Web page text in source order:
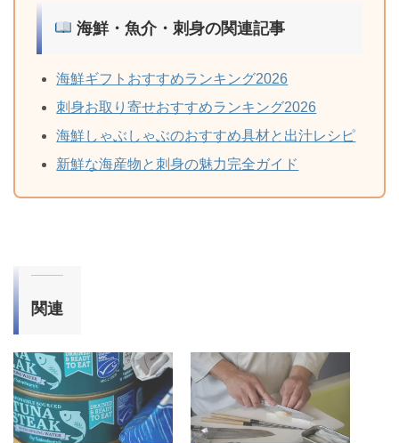
海鮮・魚介・刺身の関連記事
海鮮ギフトおすすめランキング2026
刺身お取り寄せおすすめランキング2026
海鮮しゃぶしゃぶのおすすめ具材と出汁レシピ
新鮮な海産物と刺身の魅力完全ガイド
関連